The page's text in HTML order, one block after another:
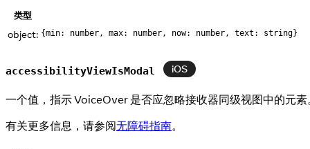
类型
object: {min: number, max: number, now: number, text: string}
accessibilityViewIsModal iOS
一个值，指示 VoiceOver 是否应忽略接收器同级视图中的元
有关更多信息，请参阅无障碍指南。